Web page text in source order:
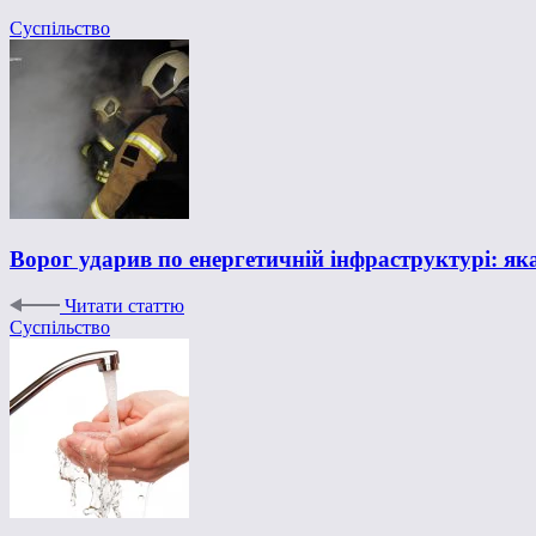
Суспільство
Ворог ударив по енергетичній інфраструктурі:
Читати статтю
Суспільство